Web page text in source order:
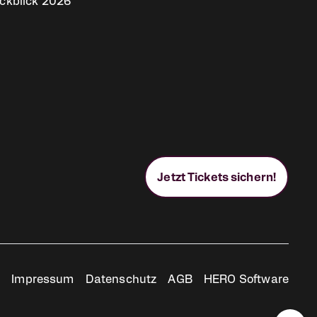
Jetzt Tickets sichern!
Rechtliches
Impressum Datenschutz AGB HERO Software